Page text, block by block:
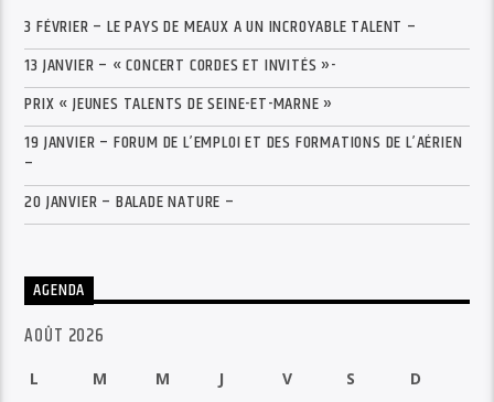
3 FÉVRIER – LE PAYS DE MEAUX A UN INCROYABLE TALENT –
13 JANVIER – « CONCERT CORDES ET INVITÉS »-
PRIX « JEUNES TALENTS DE SEINE-ET-MARNE »
19 JANVIER – FORUM DE L’EMPLOI ET DES FORMATIONS DE L’AÉRIEN
–
20 JANVIER – BALADE NATURE –
AGENDA
AOÛT 2026
L M M J V S D